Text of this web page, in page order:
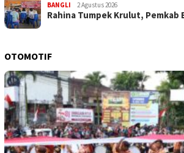
BANGLI 2 Agustus 2026
Rahina Tumpek Krulut, Pemkab
OTOMOTIF